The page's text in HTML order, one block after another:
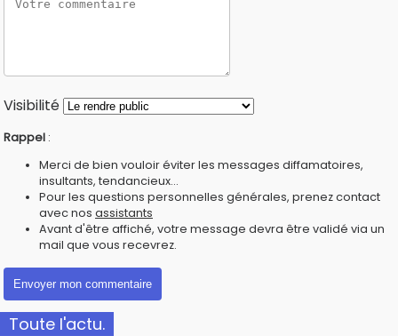
Visibilité
Rappel :
Merci de bien vouloir éviter les messages diffamatoires,
insultants, tendancieux...
Pour les questions personnelles générales, prenez contact
avec nos assistants
Avant d'être affiché, votre message devra être validé via un
mail que vous recevrez.
Toute l'actu.